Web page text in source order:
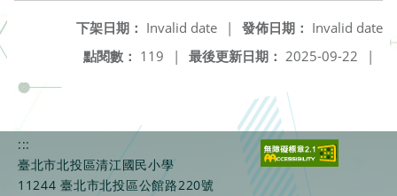
發佈日期： Invalid date
下架日期： Invalid date
|
最後更新日期： 2025-09-22 |
點閱數： 119 |
:::
臺北市北投區清江國民小學
11244 臺北市北投區公館路220號